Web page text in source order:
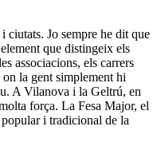
ciutats. Jo sempre he dit que
que distingeix els
associacions, els carrers
la gent simplement hi
A Vilanova i la Geltrú, en
força. La Fesa Major, el
i tradicional de la